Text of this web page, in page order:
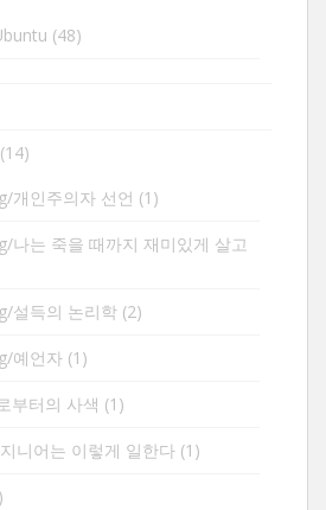
(48)
개인주의자 선언 (1)
나는 죽을 때까지 재미있게 살고
설득의 논리학(2)
예언자(1)
부터의 사색 (1)
니어는 이렇게 일한다(1)